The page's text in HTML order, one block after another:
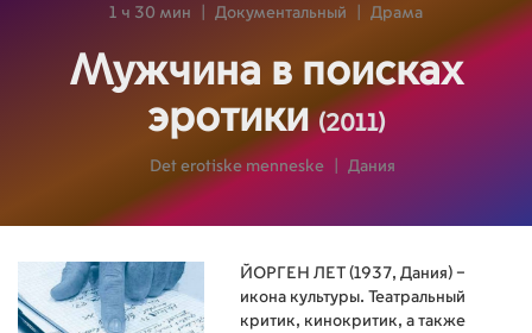
1 ч 30 мин Документальный Драма
Мужчина в поисках
эротики(2011)
Det erotiske menneske Дания
ЙОРГЕН ЛЕТ (1937, Дания) –
икона культуры. Театральный
критик, кинокритик, а также